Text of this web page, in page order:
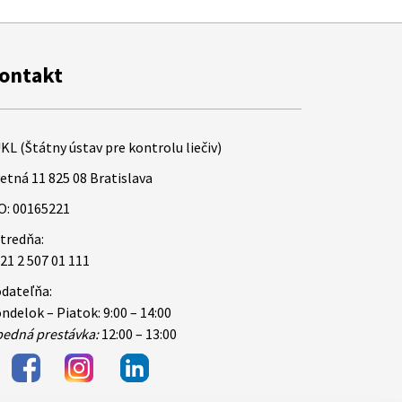
(Štátny ústav pre kontrolu liečiv)
11 825 08 Bratislava
00165221
2 507 01 111
– Piatok: 9:00 – 14:00
prestávka:12:00 – 13:00